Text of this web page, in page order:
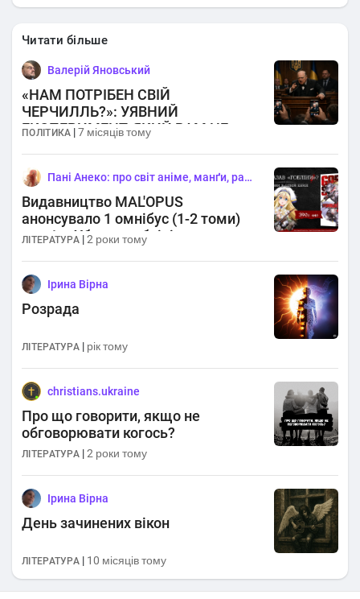
Читати більше
Валерій Яновський
«НАМ ПОТРІБЕН СВІЙ
ЧЕРЧИЛЛЬ?»: УЯВНИЙ
ЕКСПЕРИМЕНТ, ЯКИЙ ВАМ НЕ
ПОЛІТИКА |7 місяців тому
Пані Анеко: про світ аніме, манґи, ранобе та ще чогось
Видавництво MAL'OPUS
анонсувало 1 омнібус (1-2 томи)
манґи «Убивця гоблінів»
ЛІТЕРАТУРА |2 роки тому
Ірина Вірна
Розрада
ЛІТЕРАТУРА | рік тому
christians.ukraine
Про що говорити, якщо не
обговорювати когось?
ЛІТЕРАТУРА |2 роки тому
Ірина Вірна
День зачинених вікон
ЛІТЕРАТУРА | 10 місяців тому